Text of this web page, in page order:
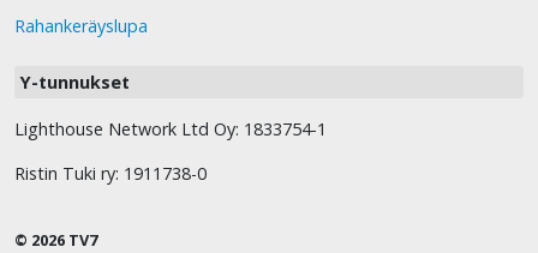
Rahankeräyslupa
Y-tunnukset
Lighthouse Network Ltd Oy: 1833754-1
Ristin Tuki ry: 1911738-0
© 2026 TV7